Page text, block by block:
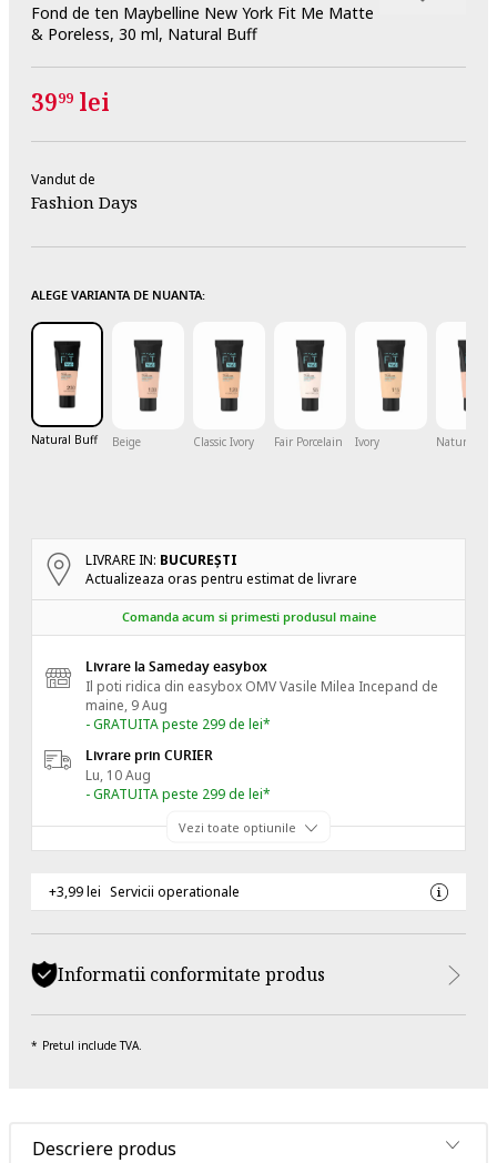
Fond de ten Maybelline New York Fit Me Matte
& Poreless, 30 ml, Natural Buff
3999 lei
Vandut de
Fashion Days
ALEGE VARIANTA DE NUANTA:
Natural Buff Beige Classic Ivory Fair Porcelain Ivory Natural
LIVRARE IN: BUCUREŞTI
Actualizeaza oras pentru estimat de livrare
Comanda acum si primesti produsul maine
Livrare la Sameday easybox
Il poti ridica din easybox OMV Vasile Milea Incepand de
maine, 9 Aug
- GRATUITA peste 299 de lei*
Livrare prin CURIER
Lu, 10 Aug
- GRATUITA peste 299 de lei*
Vezi toate optiunile
+3,99 lei Servicii operationale
Informatii conformitate produs
Pretul include TVA.
Descriere produs